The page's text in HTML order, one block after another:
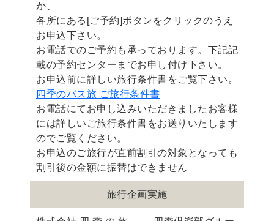
か、
各所にある[ご予約]ボタンをクリックのうえ
お申込下さい。
お電話でのご予約も承っております。下記記
載の予約センターまでお申し付け下さい。
お申込前に詳しい旅行条件書をご覧下さい。
四季のバス旅 ご旅行条件書
お電話にてお申し込みいただきましたお客様
には詳しいご旅行条件書をお送りいたします
のでご覧ください。
お申込のご旅行が直前割引の対象となっても
割引後の金額に振替はできません
旅行企画実施